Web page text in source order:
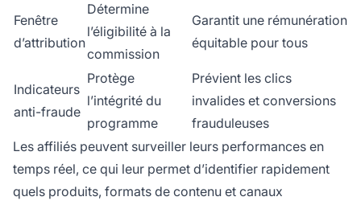
Fenêtre
d’attribution
Détermine
l’éligibilité à la
commission
Garantit une rémunération
équitable pour tous
Indicateurs
anti-fraude
Protège
l’intégrité du
programme
Prévient les clics
invalides et conversions
frauduleuses
Les affiliés peuvent surveiller leurs performances en
temps réel, ce qui leur permet d’identifier rapidement
quels produits, formats de contenu et canaux